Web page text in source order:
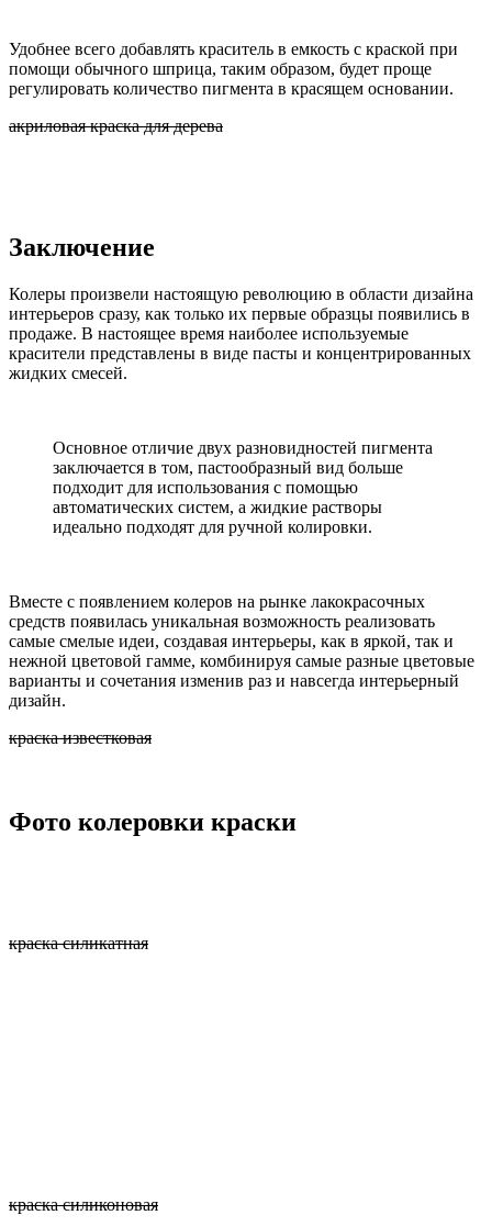
Удобнее всего добавлять краситель в емкость с краской при
помощи обычного шприца, таким образом, будет проще
регулировать количество пигмента в красящем основании.
акриловая краска для дерева
Заключение
Колеры произвели настоящую революцию в области дизайна
интерьеров сразу, как только их первые образцы появились в
продаже. В настоящее время наиболее используемые
красители представлены в виде пасты и концентрированных
жидких смесей.
Основное отличие двух разновидностей пигмента
заключается в том, пастообразный вид больше
подходит для использования с помощью
автоматических систем, а жидкие растворы
идеально подходят для ручной колировки.
Вместе с появлением колеров на рынке лакокрасочных
средств появилась уникальная возможность реализовать
самые смелые идеи, создавая интерьеры, как в яркой, так и
нежной цветовой гамме, комбинируя самые разные цветовые
варианты и сочетания изменив раз и навсегда интерьерный
дизайн.
краска известковая
Фото колеровки краски
краска силикатная
краска силиконовая